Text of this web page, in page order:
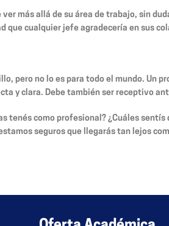
ver más allá de su área de trabajo, sin
que cualquier jefe agradecería en sus
pero no lo es para todo el mundo. Un
y clara. Debe también ser receptivo
tenés como profesional? ¿Cuáles
seguros que llegarás tan lejos